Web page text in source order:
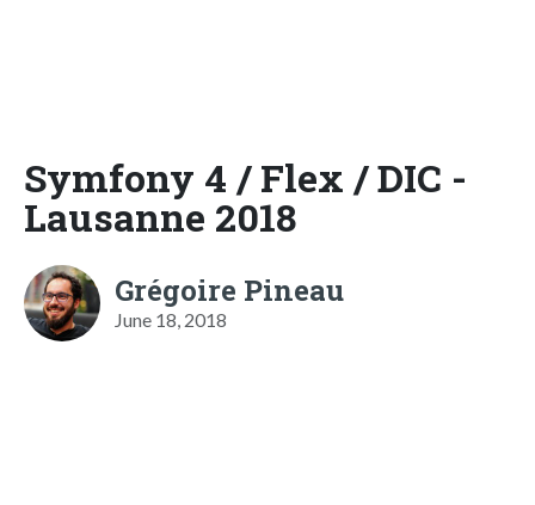
Symfony 4 / Flex / DIC -
Lausanne 2018
Grégoire Pineau
June 18, 2018